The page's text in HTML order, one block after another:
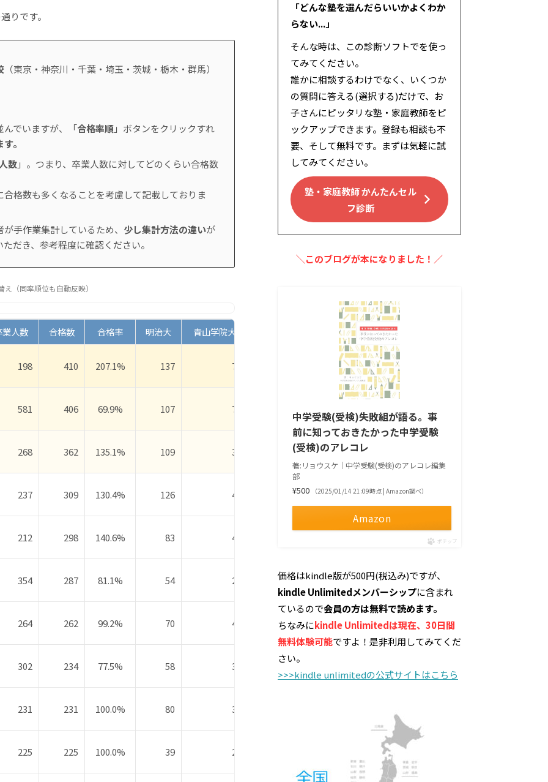
りです。
（東京・神奈川・千葉・埼玉・茨城・栃木・群馬）
んでいますが、「合格率順」ボタンをクリックすれ
。
数」。つまり、卒業人数に対してどのくらい合格数
格数も多くなることを考慮して記載しておりま
手作業集計しているため、 少し集計方法の違いが
だき、参考程度に確認ください。
（同率順位も自動反映）
人数 合格数 合格率 明治大 青山学院大 法政大
198 410 207.1% 137 70 44
581 406 69.9% 107 77 71 68 18
268 362 135.1% 109 39 62
237 309 130.4% 126 47 33 41
212 298 140.6% 83 46 7
354 287 81.1% 54 25 80 33 60 35
264 262 99.2% 70 42 52 30 53 15
302 234 77.5% 58 32 72
231 231 100.0% 80 37
225 225 100.0% 39 25
「どんな塾を選んだらいいかよくわか
らない...」
そんな時は、この診断ソフトでを使っ
てみてください。
誰かに相談するわけでなく、いくつか
の質問に答える(選択する)だけで、お
子さんにピッタリな塾・家庭教師をピ
ックアップできます。登録も相談も不
要、そして無料です。まずは気軽に試
してみてください。
塾・家庭教師 かんたんセル
フ診断
╲このブログが本になりました！／
中学受験(受検)失敗組が語る。事
前に知っておきたかった中学受験
(受検)のアレコレ
著:リョウスケ｜中学受験(受検)のアレコレ編集
部
¥500 （2025/01/14 21:09時点 | Amazon調べ）
Amazon
ポチップ
価格はkindle版が500円(税込み)ですが、
kindle Unlimitedメンバーシップに含まれ
ているので会員の方は無料で読めます。
ちなみにkindle Unlimitedは現在、30日間
無料体験可能ですよ！是非利用してみてくだ
さい。
>>>kindle unlimitedの公式サイトはこちら